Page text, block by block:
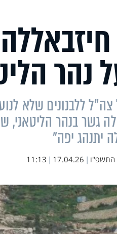
נהר
ללבנונים שלא
גשר בנהר
יתנהג יפה"
התשפ"ו |
17.04.26
|
11:13